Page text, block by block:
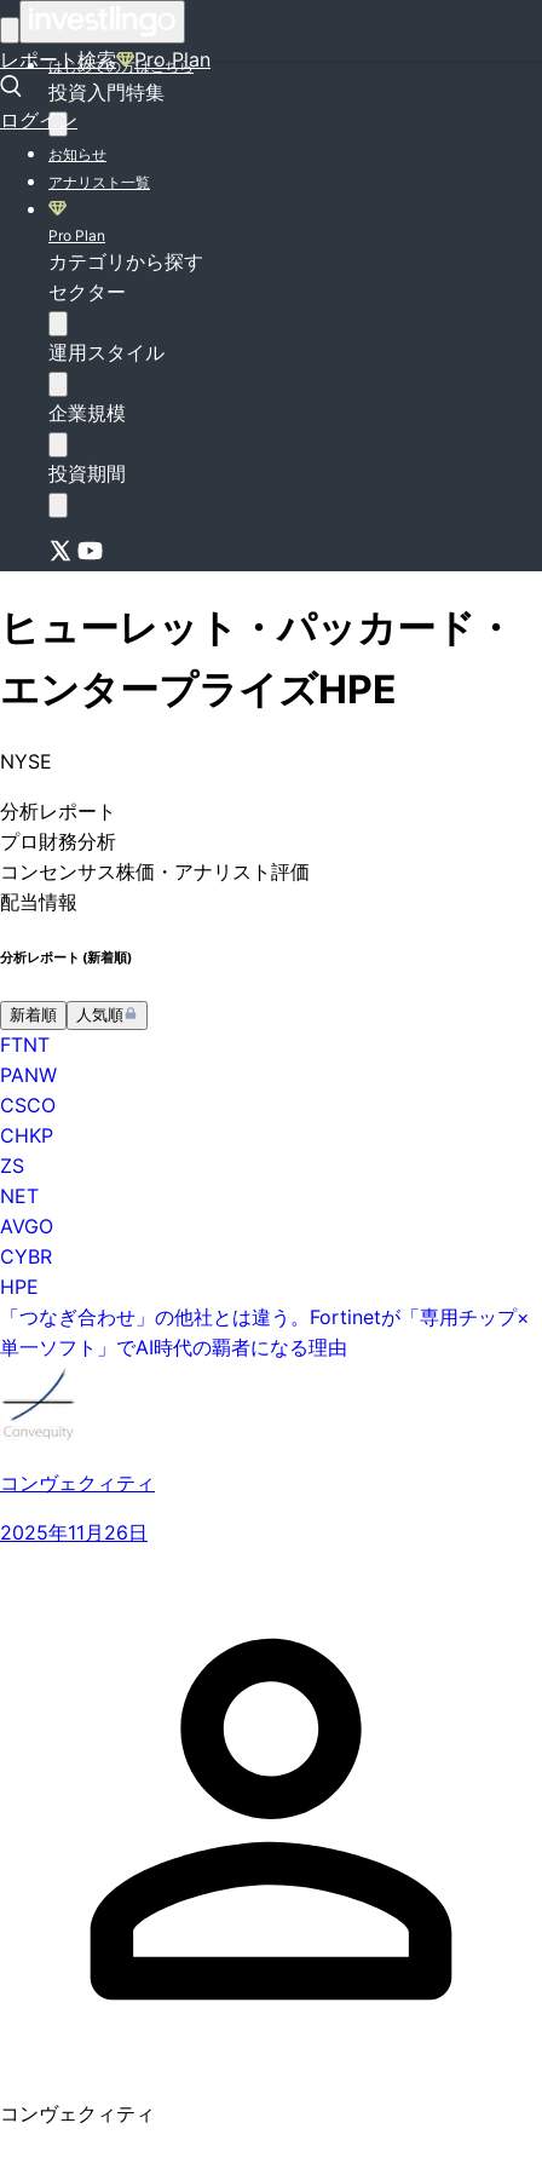
レポート検索 Pro Plan
ログイン
はじめての方はこちら
投資入門特集
お知らせ
アナリスト一覧
Pro Plan
カテゴリから探す
セクター
運用スタイル
企業規模
投資期間
ヒューレット・パッカード・
エンタープライズHPE
NYSE
分析レポート
プロ 財務分析
コンセンサス株価 ・アナリスト評価
配当情報
分析レポート (新着順)
新着順 人気順
FTNT
PANW
CSCO
CHKP
ZS
NET
AVGO
CYBR
HPE
「つなぎ合わせ」の他社とは違う。Fortinetが「専用チップ×
単一ソフト」でAI時代の覇者になる理由
コンヴェクィティ
2025年11月26日
コンヴェクィティ